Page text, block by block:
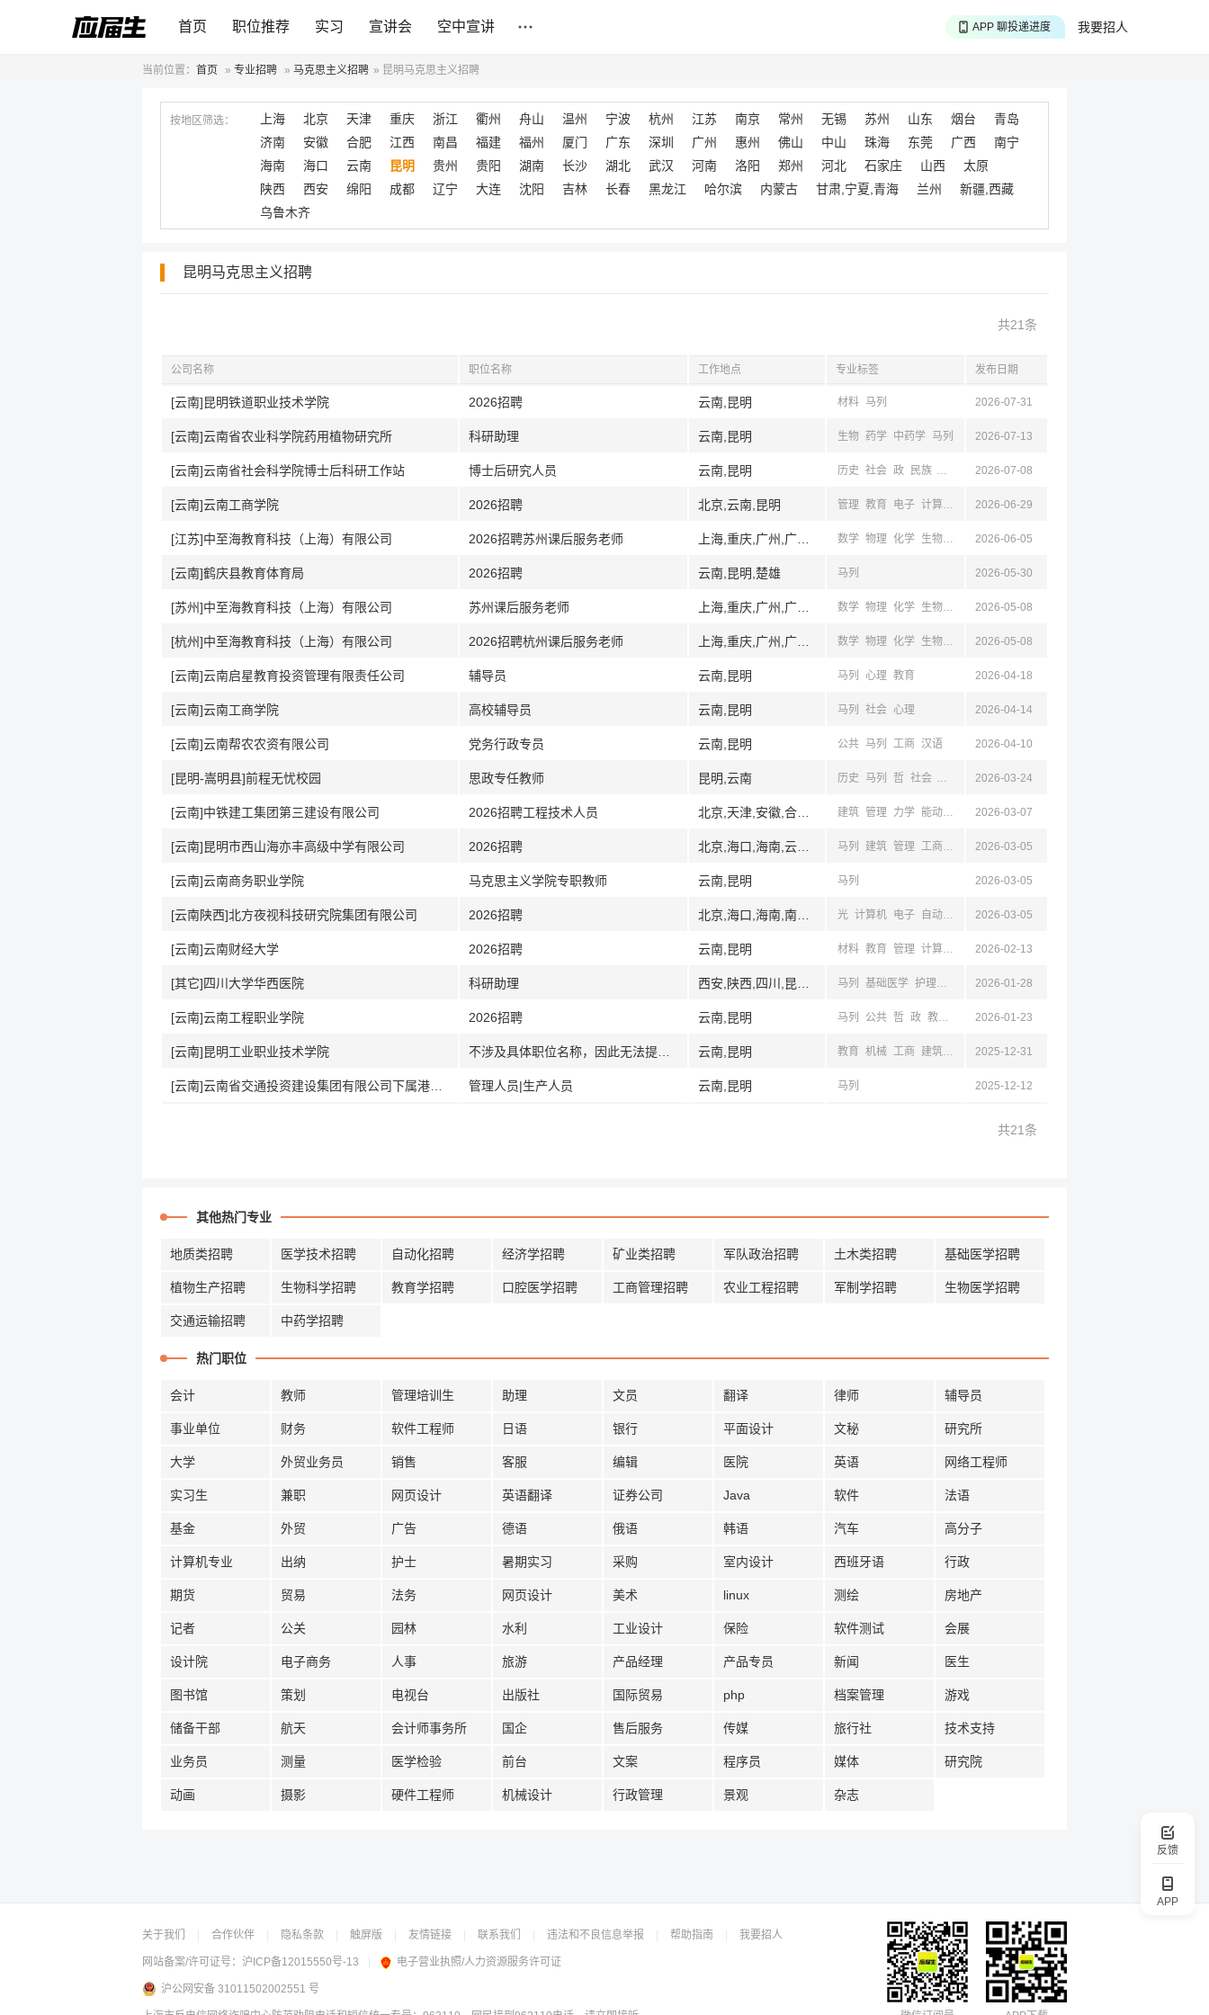
反馈
APP
首页 职位推荐 实习 宣讲会 空中宣讲 我要招人
APP 聊投递进度
当前位置： 首页 » 专业招聘 » 马克思主义招聘 » 昆明马克思主义招聘
按地区筛选： 上海 北京 天津 重庆 浙江 衢州 舟山 温州 宁波 杭州 江苏 南京 常州 无锡 苏州 山东 烟台
青岛
济南
安徽 合肥 江西 南昌 福建 福州 厦门 广东 深圳 广州 惠州 佛山 中山 珠海 东莞 广西
南宁
海南
海口 云南 昆明 贵州 贵阳 湖南 长沙 湖北 武汉 河南 洛阳 郑州 河北 石家庄 山西
太原
陕西
西安 绵阳 成都 辽宁 大连 沈阳 吉林 长春 黑龙江 哈尔滨 内蒙古 甘肃,宁夏,青海 兰州
新疆,西藏
乌鲁木齐
昆明马克思主义招聘
共21条
公司名称 职位名称 工作地点 专业标签 发布日期
[云南]昆明铁道职业技术学院 2026招聘 云南,昆明 材料 马列 2026-07-31
[云南]云南省农业科学院药用植物研究所 科研助理 云南,昆明 生物 药学 中药学 马列 2026-07-13
[云南]云南省社会科学院博士后科研工作站 博士后研究人员 云南,昆明 历史 社会 政 民族 外语 新闻 经济 金融
2026-07-08
[云南]云南工商学院 2026招聘 北京,云南,昆明 管理 教育 电子 计算机 工商 体 机械
2026-06-29
[江苏]中至海教育科技（上海）有限公司 2026招聘苏州课后服务老师 数学 物理 化学 生物 马列 心理 外语
2026-06-05
[云南]鹤庆县教育体育局 2026招聘 云南,昆明,楚雄 马列 2026-05-30
[苏州]中至海教育科技（上海）有限公司 苏州课后服务老师 数学 物理 化学 生物 马列 心理 外语
2026-05-08
[杭州]中至海教育科技（上海）有限公司 2026招聘杭州课后服务老师 数学 物理 化学 生物 马列 心理 外语
2026-05-08
[云南]云南启星教育投资管理有限责任公司 辅导员 云南,昆明 马列 心理 教育 2026-04-18
[云南]云南工商学院 高校辅导员 云南,昆明 马列 社会 心理 2026-04-14
[云南]云南帮农农资有限公司 党务行政专员 云南,昆明 公共 马列 工商 汉语 2026-04-10
[昆明-嵩明县]前程无忧校园 思政专任教师 昆明,云南 历史 马列 哲 社会 政 设计2026-03-24
[云南]中铁建工集团第三建设有限公司 2026招聘工程技术人员 建筑 管理 力学 能动 安全 工商 机械
2026-03-07
[云南]昆明市西山海亦丰高级中学有限公司 2026招聘 马列 建筑 管理 工商 教育 2026-03-05
[云南]云南商务职业学院 马克思主义学院专职教师 云南,昆明 马列 2026-03-05
[云南陕西]北方夜视科技研究院集团有限公司 2026招聘 光 计算机 电子 自动 物理 材料 工商
2026-03-05
[云南]云南财经大学 2026招聘 云南,昆明 材料 教育 管理 计算机 经济 金融 工商
2026-02-13
[其它]四川大学华西医院 科研助理 马列 基础医学 护理学 2026-01-28
[云南]云南工程职业学院 2026招聘 云南,昆明 马列 公共 哲 政 教育 机械 电气 电子
2026-01-23
[云南]昆明工业职业技术学院 云南,昆明 教育 机械 工商 建筑 管理 土木 测绘
2025-12-31
管理人员|生产人员 云南,昆明 马列 2025-12-12
共21条
其他热门专业
地质类招聘 医学技术招聘 自动化招聘 经济学招聘 矿业类招聘 军队政治招聘 土木类招聘 基础医学招聘
植物生产招聘 生物科学招聘 教育学招聘 口腔医学招聘 工商管理招聘 农业工程招聘 军制学招聘 生物医学招聘
交通运输招聘 中药学招聘
热门职位
会计 教师 管理培训生 助理 文员 翻译 律师 辅导员
事业单位 财务 软件工程师 日语 银行 平面设计 文秘 研究所
大学 外贸业务员 销售 客服 编辑 医院 英语 网络工程师
实习生 兼职 网页设计 英语翻译 证券公司 Java 软件 法语
基金 外贸 广告 德语 俄语 韩语 汽车 高分子
计算机专业 出纳 护士 暑期实习 采购 室内设计 西班牙语 行政
期货 贸易 法务 网页设计 美术 linux 测绘 房地产
记者 公关 园林 水利 工业设计 保险 软件测试 会展
设计院 电子商务 人事 旅游 产品经理 产品专员 新闻 医生
图书馆 策划 电视台 出版社 国际贸易 php 档案管理 游戏
储备干部 航天 会计师事务所 国企 售后服务 传媒 旅行社 技术支持
业务员 测量 医学检验 前台 文案 程序员 媒体 研究院
动画 摄影 硬件工程师 机械设计 行政管理 景观 杂志
关于我们 合作伙伴 隐私条款 触屏版 友情链接 联系我们 违法和不良信息举报 帮助指南 我要招人
网站备案/许可证号： 沪ICP备12015550号-13 电子营业执照/人力资源服务许可证
沪公网安备 31011502002551 号